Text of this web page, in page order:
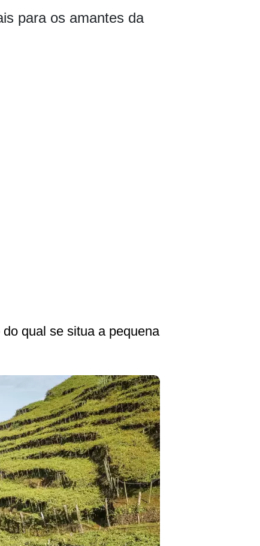
para os amantes da
qual se situa a pequena